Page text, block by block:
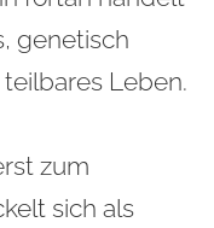
genetisch
Leben.
zum
sich als